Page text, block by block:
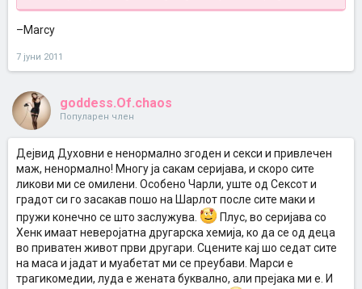
–Marcy
7 јуни 2011
goddess.Of.chaos
Популарен член
Дејвид Духовни е ненормално згоден и секси и привлечен
маж, ненормално! Многу ја сакам серијава, и скоро сите
ликови ми се омилени. Особено Чарли, уште од Сексот и
градот си го засакав пошо на Шарлот после сите маки и
пружи конечно се што заслужува.
Плус, во серијава со
Хенк имаат неверојатна другарска хемија, ко да се од деца
во приватен живот први другари. Сцените кај шо седат сите
на маса и јадат и муабетат ми се преубави. Марси е
трагикомедии, луда е жената буквално, али прејака ми е. И